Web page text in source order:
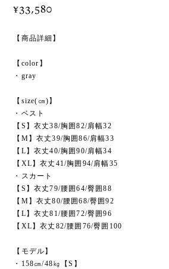
¥33,580
【商品詳細】
【color】
・gray
【size(㎝)】
・ベスト
【S】衣丈38/胸囲82/肩幅32
【M】衣丈39/胸囲86/肩幅33
【L】衣丈40/胸囲90/肩幅34
【XL】衣丈41/胸囲94/肩幅35
・スカート
【S】衣丈79/腰囲64/臀囲88
【M】衣丈80/腰囲68/臀囲92
【L】衣丈81/腰囲72/臀囲96
【XL】衣丈82/腰囲76/臀囲100
【モデル】
・158㎝/48㎏【S】